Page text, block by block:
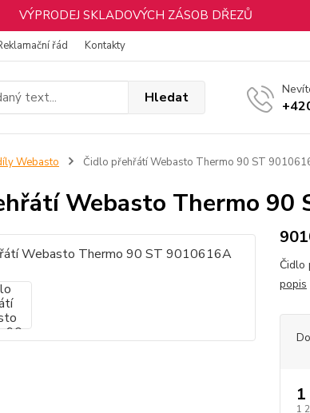
VÝPRODEJ SKLADOVÝCH ZÁSOB DŘEZŮ
řád Kontakty
Hledat
Webasto Čidlo přehřátí Webasto Thermo 90 ST
Webasto Thermo 90
popis
1